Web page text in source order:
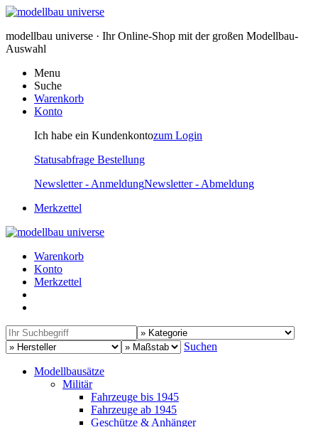
modellbau universe · Ihr Online-Shop mit der großen Modellbau-
Auswahl
Menu
Suche
Warenkorb
Konto
Ich habe ein Kundenkontozum Login
Statusabfrage Bestellung
Newsletter - AnmeldungNewsletter - Abmeldung
Merkzettel
Warenkorb
Konto
Merkzettel
Suchen
Modellbausätze
Militär
Fahrzeuge bis 1945
Fahrzeuge ab 1945
Geschütze & Anhänger